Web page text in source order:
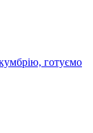
готуємо